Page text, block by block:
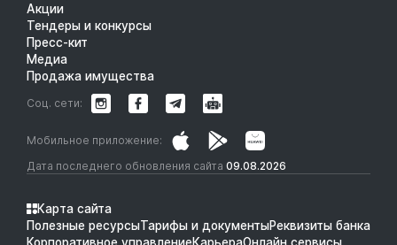
Акции
Тендеры и конкурсы
Пресс-кит
Медиа
Продажа имущества
Дата последнего обновления сайта 09.08.2026
Мобильное приложение:
Соц. сети:
Карта сайта
Полезные ресурсыТарифы и документыРеквизиты банка
Корпоративное управлениеКарьераОнлайн сервисы